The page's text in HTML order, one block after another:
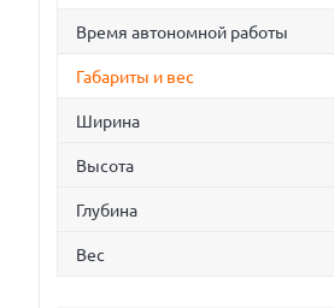
Время автономной работы
Габариты и вес
Ширина
Высота
Глубина
Вес